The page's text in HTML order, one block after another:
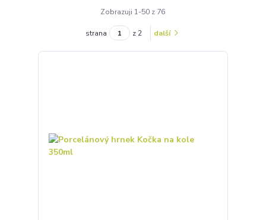
Zobrazuji 1-50 z 76
strana z 2 další